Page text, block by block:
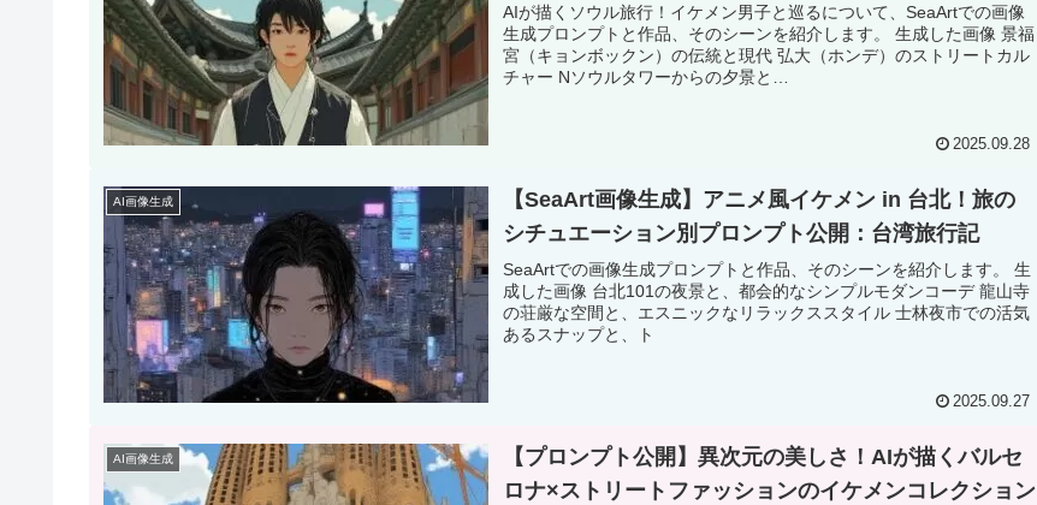
AIが描くソウル旅行！イケメン男子と巡るについて、SeaArtでの画像
生成プロンプトと作品、そのシーンを紹介します。 生成した画像 景福
宮（キョンボックン）の伝統と現代 弘大（ホンデ）のストリートカル
チャー Nソウルタワーからの夕景と…
2025.09.28
AI画像生成
【SeaArt画像生成】アニメ風イケメン in 台北！旅の
シチュエーション別プロンプト公開：台湾旅行記
SeaArtでの画像生成プロンプトと作品、そのシーンを紹介します。 生
成した画像 台北101の夜景と、都会的なシンプルモダンコーデ 龍山寺
の荘厳な空間と、エスニックなリラックススタイル 士林夜市での活気
あるスナップと、ト
2025.09.27
AI画像生成
【プロンプト公開】異次元の美しさ！AIが描くバルセ
ロナ×ストリートファッションのイケメンコレクション